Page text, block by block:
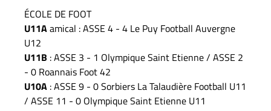
ÉCOLE DE FOOT
U11Aamical : ASSE 4 - 4 Le Puy Football Auvergne
U12
U11B : ASSE 3 - 1 Olympique Saint Etienne / ASSE 2
- 0 Roannais Foot 42
U10A : ASSE 9 - 0 Sorbiers La Talaudière Football U11
/ ASSE 11 - 0 Olympique Saint Etienne U11